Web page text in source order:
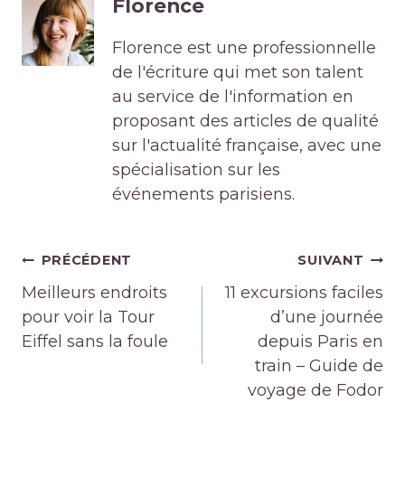
Florence
Florence est une professionnelle
de l'écriture qui met son talent
au service de l'information en
proposant des articles de qualité
sur l'actualité française, avec une
spécialisation sur les
événements parisiens.
Navigation
de
l’article
PRÉCÉDENT
Meilleurs endroits
pour voir la Tour
Eiffel sans la foule
SUIVANT
11 excursions faciles
d’une journée
depuis Paris en
train – Guide de
voyage de Fodor